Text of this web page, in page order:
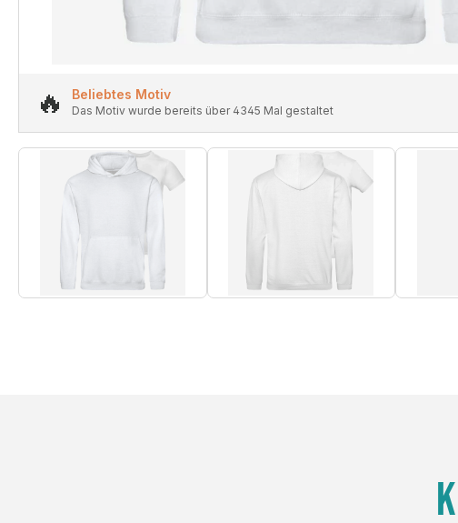
🔥 Beliebtes Motiv
Das Motiv wurde bereits über 4345 Mal gestaltet